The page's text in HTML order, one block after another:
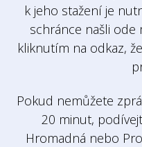
k jeho stažení je
schránce našli ode
kliknutím na odkaz,
Pokud nemůžete
20 minut,
Hromadná nebo